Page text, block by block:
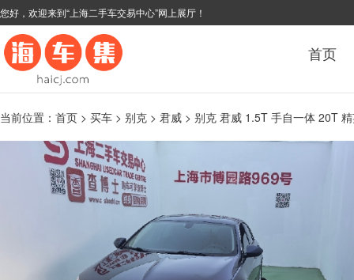
您好，欢迎来到“上海二手车交易中心”网上展厅！
首页
当前位置： 首页 > 买车 > 别克 > 君威 > 别克 君威 1.5T 手自一体 20T